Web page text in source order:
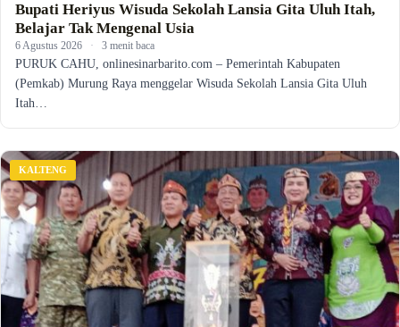
Bupati Heriyus Wisuda Sekolah Lansia Gita Uluh Itah,
Belajar Tak Mengenal Usia
6 Agustus 2026 · 3 menit baca
PURUK CAHU, onlinesinarbarito.com – Pemerintah Kabupaten
(Pemkab) Murung Raya menggelar Wisuda Sekolah Lansia Gita Uluh
Itah…
KALTENG